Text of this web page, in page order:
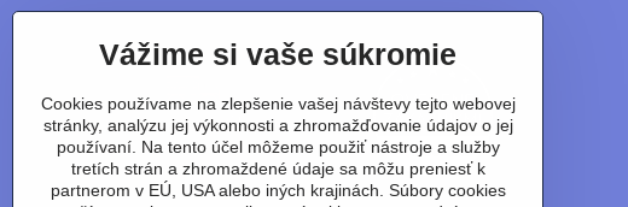
Vážime si vaše súkromie
Cookies používame na zlepšenie vašej návštevy tejto webovej
stránky, analýzu jej výkonnosti a zhromažďovanie údajov o jej
používaní. Na tento účel môžeme použiť nástroje a služby
tretích strán a zhromaždené údaje sa môžu preniesť k
partnerom v EÚ, USA alebo iných krajinách. Súbory cookies